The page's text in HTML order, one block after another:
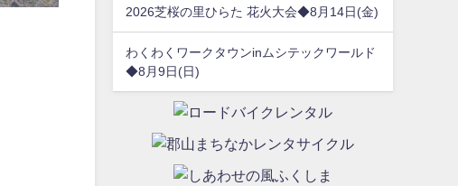
2026芝桜の里ひらた 花火大会◆8月14日(金)
わくわくワークタウンinムシテックワールド
◆8月9日(日)